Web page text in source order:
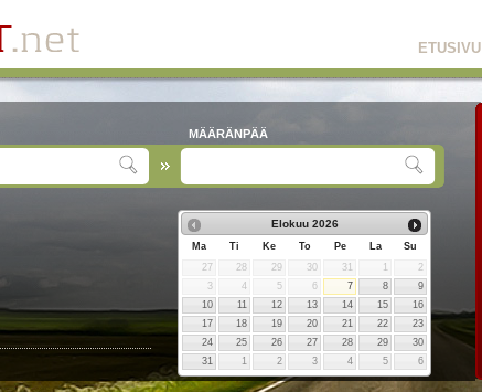
ETUSIVU
MÄÄRÄNPÄÄ
Elokuu 2026
Ma Ti Ke To Pe La
Su
27
28 29 30 31
2
3
4 5 6 7 8
9
10
11 12 13 14 15
16
17
18 19 20 21 22
23
24
25 26 27 28 29
30
31
1 2 3 4 5 6